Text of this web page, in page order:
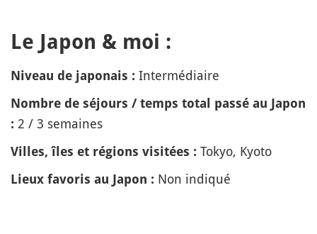
Le Japon & moi :
Niveau de japonais : Intermédiaire
Nombre de séjours / temps total passé au Japon
: 2 / 3 semaines
Villes, îles et régions visitées : Tokyo, Kyoto
Lieux favoris au Japon : Non indiqué